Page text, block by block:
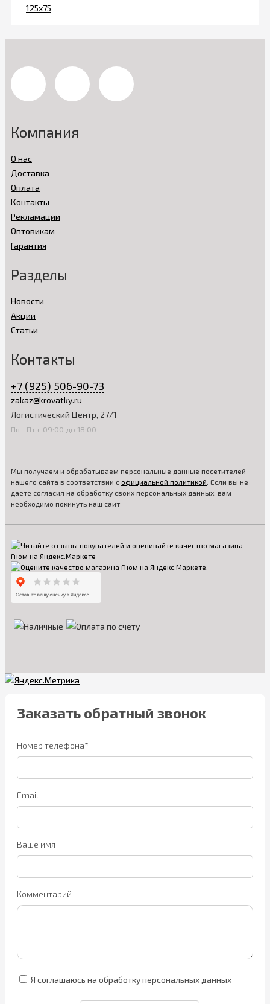
Компания
О нас
Доставка
Оплата
Контакты
Рекламации
Оптовикам
Гарантия
Разделы
Новости
Акции
Статьи
Контакты
+7 (925) 506-90-73
zakaz@krovatky.ru
Логистический Центр, 27/1
Пн—Пт с 09:00 до 18:00
Мы получаем и обрабатываем персональные данные посетителей
нашего сайта в соответствии с официальной политикой . Если вы не
даете согласия на обработку своих персональных данных, вам
необходимо покинуть наш сайт
Заказать обратный звонок
Номер телефона*
Email
Ваше имя
Комментарий
Я соглашаюсь на обработку персональных данных